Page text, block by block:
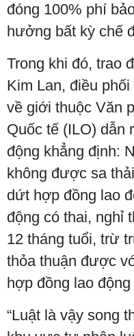
đóng 100% phí
hưởng bất kỳ chế
Trong khi đó, trao
Kim Lan, điều
về giới thuộc Văn
Quốc tế (ILO) dẫn
động khẳng định:
không được sa
dứt hợp đồng lao
động có thai, nghỉ
12 tháng tuổi, trừ
thỏa thuận được
hợp đồng lao
“Luật là vậy song